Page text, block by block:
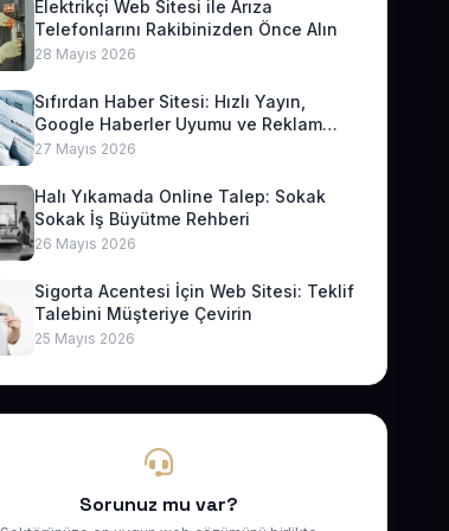
Elektrikçi Web Sitesi ile Arıza
Telefonlarını Rakibinizden Önce Alın
28 Mayıs 2026
Sıfırdan Haber Sitesi: Hızlı Yayın,
Google Haberler Uyumu ve Reklam
Geliri
27 Mayıs 2026
Halı Yıkamada Online Talep: Sokak
Sokak İş Büyütme Rehberi
26 Mayıs 2026
Sigorta Acentesi İçin Web Sitesi: Teklif
Talebini Müşteriye Çevirin
25 Mayıs 2026
Sorunuz mu var?